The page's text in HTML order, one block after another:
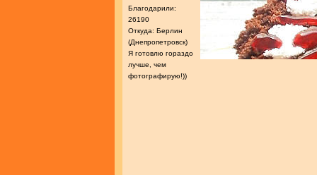
Благодарили:
26190
Откуда: Берлин
(Днепропетровск)
Я готовлю гораздо
лучше, чем
фотографирую!))